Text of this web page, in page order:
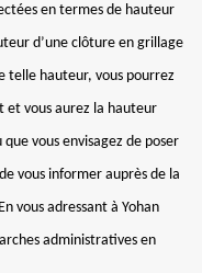
en termes de hauteur
d’une clôture en grillage
telle hauteur, vous pourrez
et vous aurez la hauteur
vous envisagez de poser
vous informer auprès de la
vous adressant à Yohan
administratives en